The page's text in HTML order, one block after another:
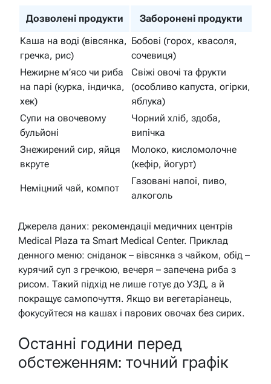
Дозволені продукти
Заборонені продукти
Каша на воді (вівсянка,
гречка, рис)
Бобові (горох, квасоля,
сочевиця)
Нежирне м’ясо чи риба
на парі (курка, індичка,
хек)
Свіжі овочі та фрукти
(особливо капуста, огірки,
яблука)
Супи на овочевому
бульйоні
Чорний хліб, здоба,
випічка
Знежирений сир, яйця
вкруте
Молоко, кисломолочне
(кефір, йогурт)
Неміцний чай, компот
Газовані напої, пиво,
алкоголь
Джерела даних: рекомендації медичних центрів
Medical Plaza та Smart Medical Center. Приклад
денного меню: сніданок – вівсянка з чайком, обід –
курячий суп з гречкою, вечеря – запечена риба з
рисом. Такий підхід не лише готує до УЗД, а й
покращує самопочуття. Якщо ви вегетаріанець,
фокусуйтеся на кашах і парових овочах без сирих.
Останні години перед
обстеженням: точний графік